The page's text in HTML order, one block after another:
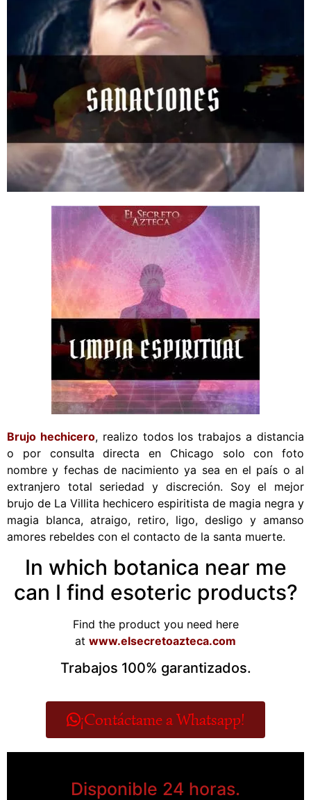
Brujo hechicero, realizo todos los trabajos a distancia
o por consulta directa en Chicago solo con foto
nombre y fechas de nacimiento ya sea en el país o al
extranjero total seriedad y discreción. Soy el mejor
brujo de La Villita hechicero espiritista de magia negra y
magia blanca, atraigo, retiro, ligo, desligo y amanso
amores rebeldes con el contacto de la santa muerte.
In which botanica near me
can I find esoteric products?
Find the product you need here
at www.elsecretoazteca.com
Trabajos 100% garantizados.
¡Contáctame a Whatsapp!
Disponible 24 horas.